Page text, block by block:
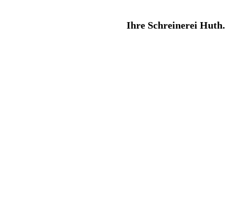
Ihre Schreinerei Huth.